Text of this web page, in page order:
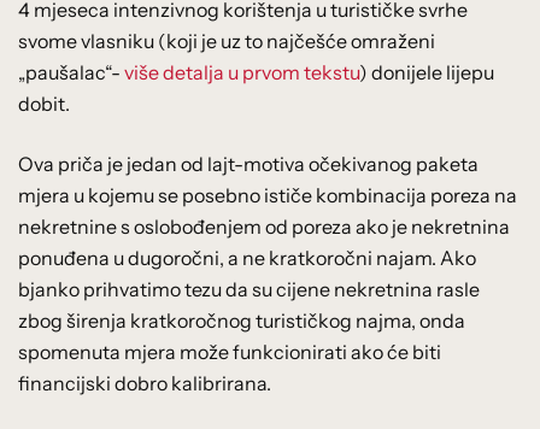
4 mjeseca intenzivnog korištenja u turističke svrhe
svome vlasniku (koji je uz to najčešće omraženi
„paušalac“- više detalja u prvom tekstu) donijele lijepu
dobit.
Ova priča je jedan od lajt-motiva očekivanog paketa
mjera u kojemu se posebno ističe kombinacija poreza na
nekretnine s oslobođenjem od poreza ako je nekretnina
ponuđena u dugoročni, a ne kratkoročni najam. Ako
bjanko prihvatimo tezu da su cijene nekretnina rasle
zbog širenja kratkoročnog turističkog najma, onda
spomenuta mjera može funkcionirati ako će biti
financijski dobro kalibrirana.